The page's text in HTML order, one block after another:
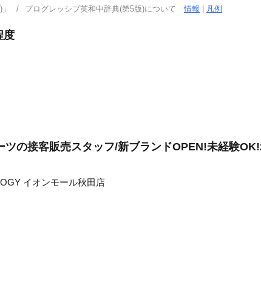
プログレッシブ英和中辞典(第5版)について情報 凡例
度
ツの接客販売スタッフ/新ブランドOPEN!未経験
イオンモール秋田店